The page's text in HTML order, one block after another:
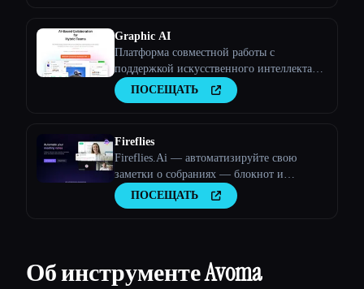
Graphic AI
Платформа совместной работы с
поддержкой искусственного интеллекта
для команд
ПОСЕЩАТЬ
Fireflies
Fireflies.Ai — автоматизируйте свою
заметки о собраниях — блокнот и
аналитика разговоров
ПОСЕЩАТЬ
Об инструменте Avoma